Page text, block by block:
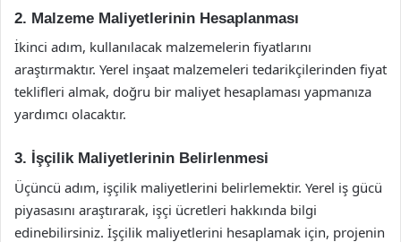
2. Malzeme Maliyetlerinin Hesaplanması
İkinci adım, kullanılacak malzemelerin fiyatlarını
araştırmaktır. Yerel inşaat malzemeleri tedarikçilerinden fiyat
teklifleri almak, doğru bir maliyet hesaplaması yapmanıza
yardımcı olacaktır.
3. İşçilik Maliyetlerinin Belirlenmesi
Üçüncü adım, işçilik maliyetlerini belirlemektir. Yerel iş gücü
piyasasını araştırarak, işçi ücretleri hakkında bilgi
edinebilirsiniz. İşçilik maliyetlerini hesaplamak için, projenin